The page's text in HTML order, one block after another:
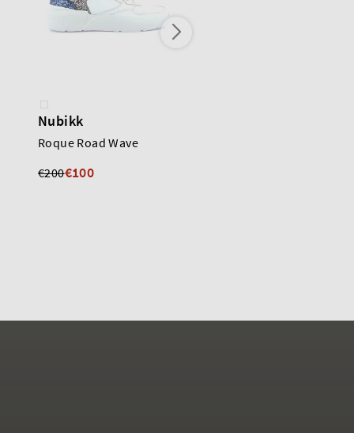
Nubikk
Roque Road Wave
€200€100